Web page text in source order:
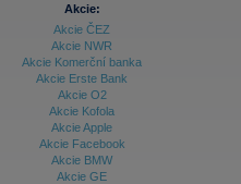
Akcie:
Akcie ČEZ
Akcie NWR
Akcie Komerční banka
Akcie Erste Bank
Akcie O2
Akcie Kofola
Akcie Apple
Akcie Facebook
Akcie BMW
Akcie GE